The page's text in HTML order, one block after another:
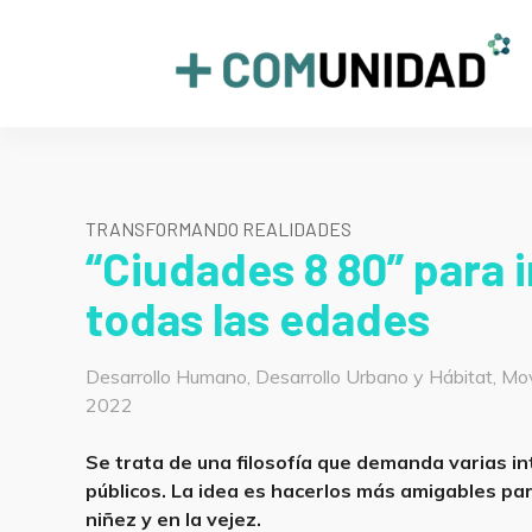
+COMUNIDAD
TRANSFORMANDO REALIDADES
“Ciudades 8 80”
todas las edades
Categorías
Desarrollo Humano, Desarrollo Urbano y Hábitat,
2022
Se trata de una filosofía que demanda varias
públicos. La idea es hacerlos más amigables
niñez y en la vejez.